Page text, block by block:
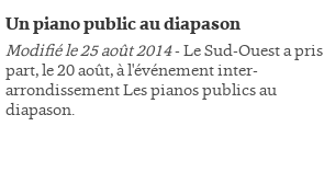
Un piano public au diapason
Modifié le 25 août 2014- Le Sud-Ouest a pris
part, le 20 août, à l'événement inter-
arrondissement Les pianos publics au
diapason.